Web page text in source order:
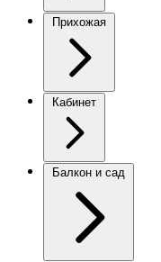
Прихожая
Кабинет
Балкон и сад